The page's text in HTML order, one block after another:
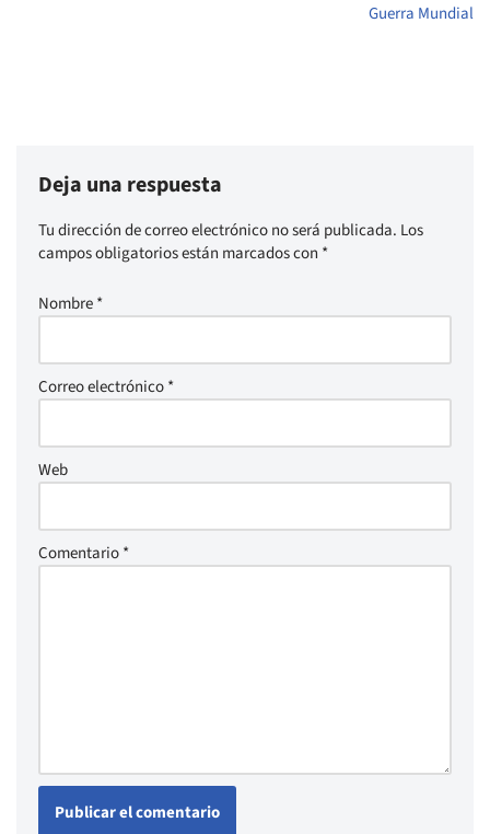
Guerra Mundial
Deja una respuesta
Tu dirección de correo electrónico no será publicada. Los
campos obligatorios están marcados con *
Nombre*
Correo electrónico*
Web
Comentario*